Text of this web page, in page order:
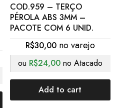
COD.959 – TERÇO
PÉROLA ABS 3MM –
PACOTE COM 6 UNID.
R$30,00
ou R$24,00 no Atacado
Add to cart